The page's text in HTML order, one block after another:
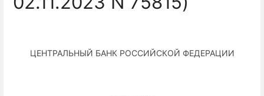
ЦЕНТРАЛЬНЫЙ БАНК РОССИЙСКОЙ ФЕДЕРАЦИИ